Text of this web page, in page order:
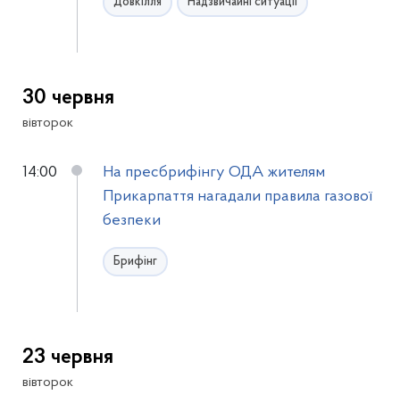
30 червня
вівторок
14:00
На пресбрифінгу ОДА жителям
Прикарпаття нагадали правила газової
безпеки
Брифінг
23 червня
вівторок